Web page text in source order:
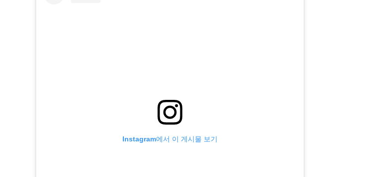
Instagram에서 이 게시물 보기